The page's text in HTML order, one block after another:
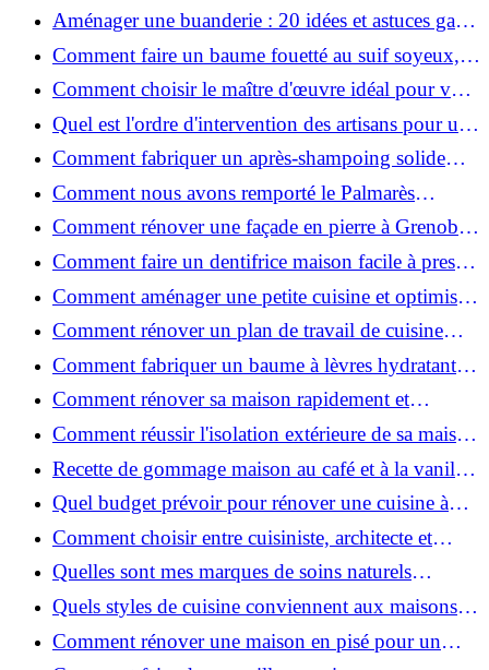
2026 ?
Aménager une buanderie : 20 idées et astuces gain
de place pour un espace fonctionnel et stylé
Comment faire un baume fouetté au suif soyeux,
fait maison ?
Comment choisir le maître d'œuvre idéal pour vos
travaux de rénovation ?
Quel est l'ordre d'intervention des artisans pour une
rénovation ?
Comment fabriquer un après-shampoing solide
naturel pour cheveux ?
Comment nous avons remporté le Palmarès
(Ré)HABITER 2025 : les coulisses du projet primé
?
Comment rénover une façade en pierre à Grenoble
: techniques, coûts et conseils
Comment faire un dentifrice maison facile à presser
?
Comment aménager une petite cuisine et optimiser
chaque centimètre carré ?
Comment rénover un plan de travail de cuisine
facilement : guide étape par étape
Comment fabriquer un baume à lèvres hydratant et
naturel au suif ?
Comment rénover sa maison rapidement et
efficacement ?
Comment réussir l'isolation extérieure de sa maison
pour une rénovation performante et durable ?
Recette de gommage maison au café et à la vanille
pour une peau douce
Quel budget prévoir pour rénover une cuisine à
Voiron en 2026 : coûts et aides locales ?
Comment choisir entre cuisiniste, architecte et
contractant général à Voiron ?
Quelles sont mes marques de soins naturels
préférées ?
Quels styles de cuisine conviennent aux maisons et
appartements du Voironnais ?
Comment rénover une maison en pisé pour un
habitat sain et performant ?